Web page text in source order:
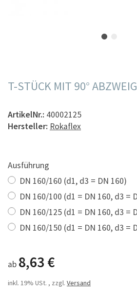
T-STÜCK MIT 90°
ArtikelNr.: 40002125
Hersteller: Rokaflex
Ausführung
DN 160/160 (d1, d3 = DN 160)
DN 160/100 (d1 = DN 160, d3 =
DN 160/125 (d1 = DN 160, d3 =
DN 160/150 (d1 = DN 160, d3 =
ab 8,63 €
inkl. 19% USt. , zzgl. Versand